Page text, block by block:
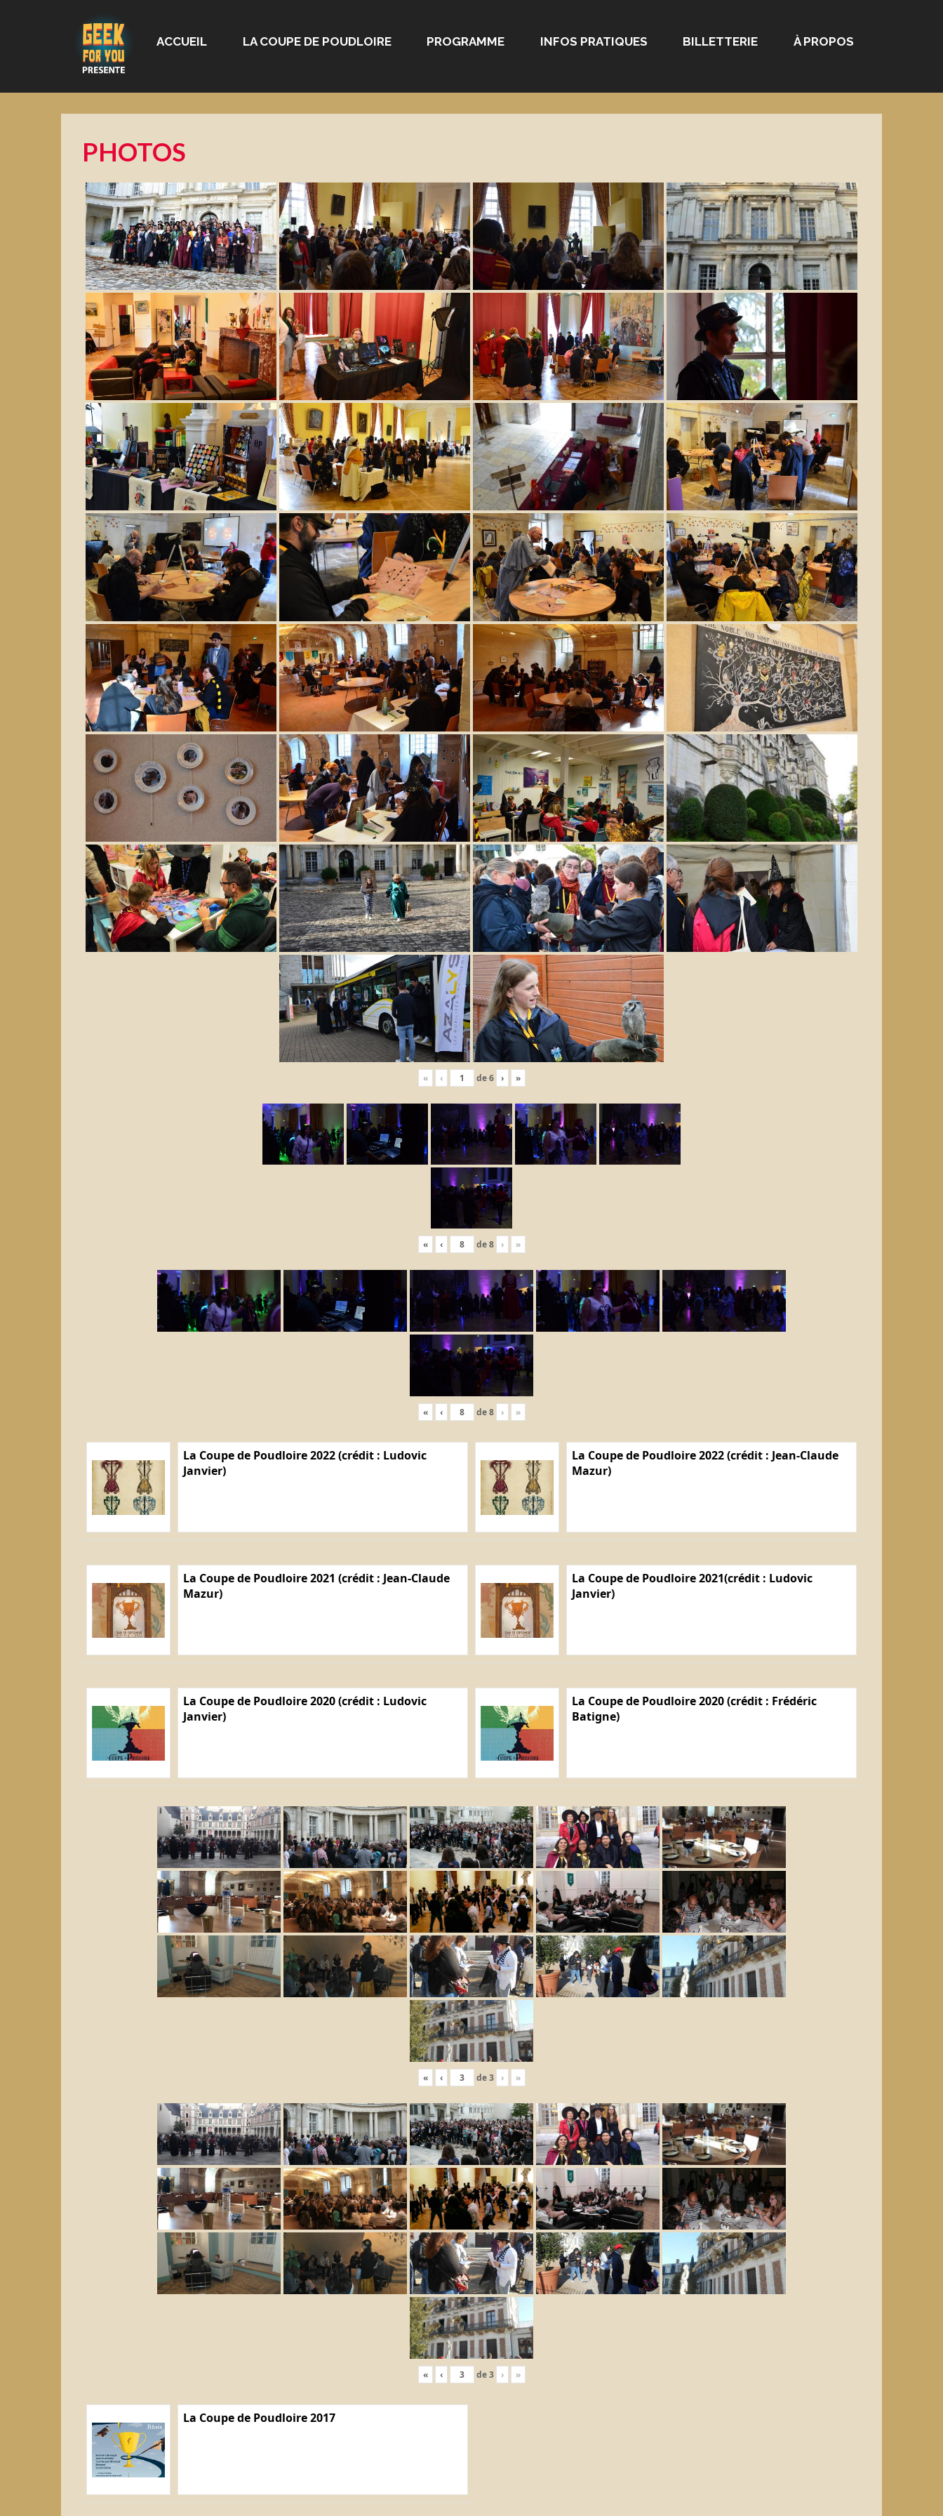
ACCUEIL LA COUPE DE POUDLOIRE PROGRAMME INFOS PRATIQUES BILLETTERIE À PROPOS
PHOTOS
« ‹ de6 › »
« ‹ de8 › »
« ‹ de8 › »
La Coupe de Poudloire 2022 (crédit : Ludovic
Janvier)
La Coupe de Poudloire 2022 (crédit : Jean-Claude
Mazur)
La Coupe de Poudloire 2021 (crédit : Jean-Claude
Mazur)
La Coupe de Poudloire 2021(crédit : Ludovic
Janvier)
La Coupe de Poudloire 2020 (crédit : Ludovic
Janvier)
La Coupe de Poudloire 2020 (crédit : Frédéric
Batigne)
« ‹ de3 › »
« ‹ de3 › »
La Coupe de Poudloire 2017